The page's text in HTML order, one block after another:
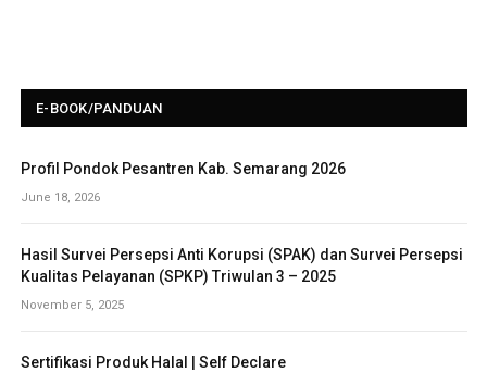
E-BOOK/PANDUAN
Profil Pondok Pesantren Kab. Semarang 2026
June 18, 2026
Hasil Survei Persepsi Anti Korupsi (SPAK) dan Survei Persepsi
Kualitas Pelayanan (SPKP) Triwulan 3 – 2025
November 5, 2025
Sertifikasi Produk Halal | Self Declare